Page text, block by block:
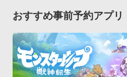
おすすめ事前予約アプリ